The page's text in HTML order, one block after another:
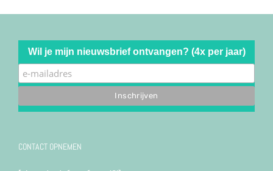
Wil je mijn nieuwsbrief ontvangen? (4x per jaar)
CONTACT OPNEMEN